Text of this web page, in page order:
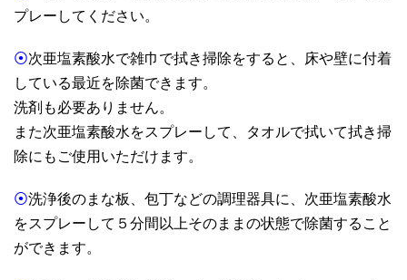
プレーしてください。
⦿次亜塩素酸水で雑巾で拭き掃除をすると、床や壁に付着
している最近を除菌できます。
洗剤も必要ありません。
また次亜塩素酸水をスプレーして、タオルで拭いて拭き掃
除にもご使用いただけます。
⦿洗浄後のまな板、包丁などの調理器具に、次亜塩素酸水
をスプレーして５分間以上そのままの状態で除菌すること
ができます。